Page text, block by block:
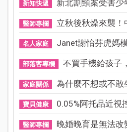
新知快遞 新北割頸案受害少
醫師專欄 立秋後秋燥來襲！
名人家庭 Janet謝怡芬虎媽
部落客專欄 不買手機給孩子
家庭關係 為什麼不想或不敢
寶貝健康 0.05%阿托品近視
醫師專欄 晚婚晚育是無法改